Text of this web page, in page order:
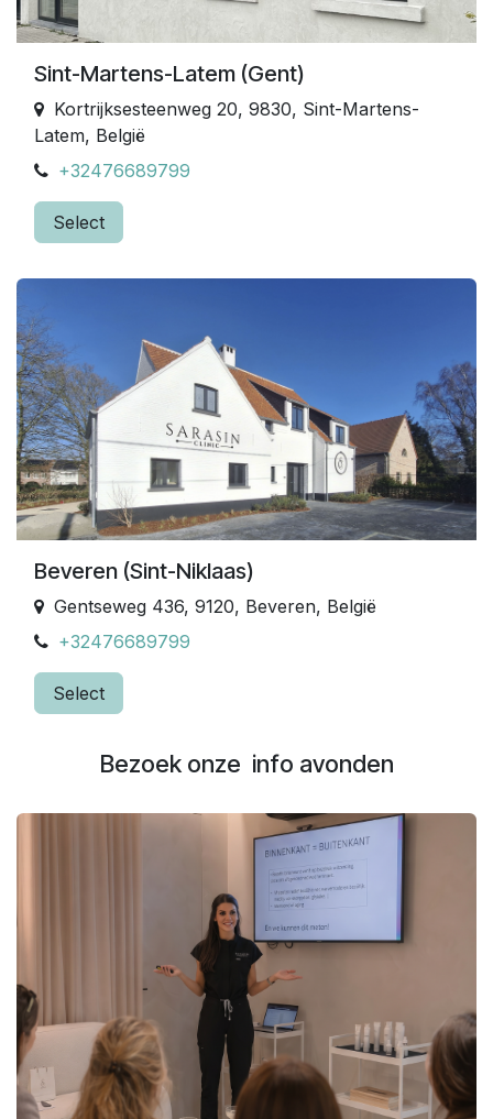
Sint-Martens-Latem (Gent)
Kortrijksesteenweg 20, 9830, Sint-Martens-
Latem, België
+32476689799
Select
Beveren (Sint-Niklaas)
Gentseweg 436, 9120, Beveren, België
+32476689799
Select
Bezoek onze info avonden